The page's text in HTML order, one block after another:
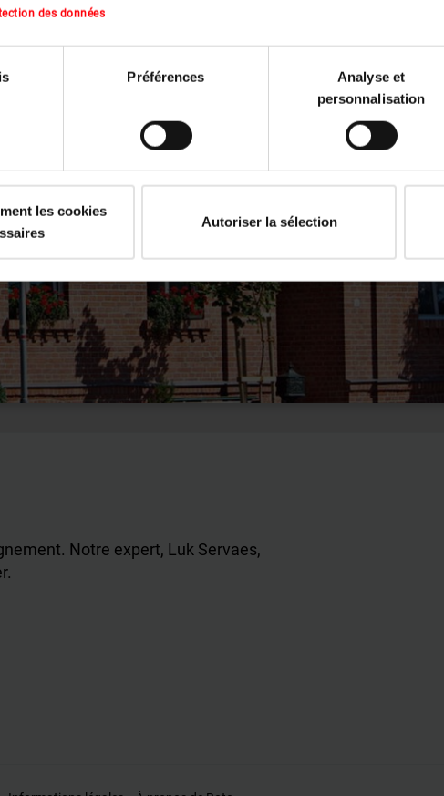
des données
Préférences
Analyse et
personnalisation
les cookies
Autoriser la sélection
Notre expert, Luk Servaes,